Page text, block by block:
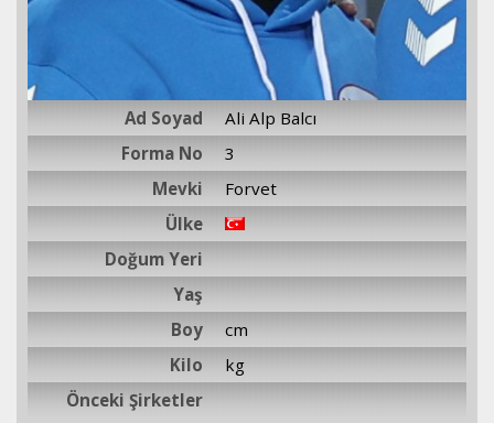
Ad Soyad
Ali Alp Balcı
Forma No
3
Mevki
Forvet
Ülke
Doğum Yeri
Yaş
Boy
cm
Kilo
kg
Önceki Şirketler